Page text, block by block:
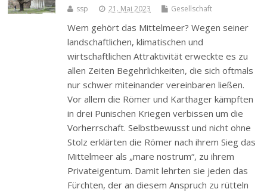
ssp 21. Mai 2023 Gesellschaft
Wem gehört das Mittelmeer? Wegen seiner
landschaftlichen, klimatischen und
wirtschaftlichen Attraktivität erweckte es zu
allen Zeiten Begehrlichkeiten, die sich oftmals
nur schwer miteinander vereinbaren ließen.
Vor allem die Römer und Karthager kämpften
in drei Punischen Kriegen verbissen um die
Vorherrschaft. Selbstbewusst und nicht ohne
Stolz erklärten die Römer nach ihrem Sieg das
Mittelmeer als „mare nostrum“, zu ihrem
Privateigentum. Damit lehrten sie jeden das
Fürchten, der an diesem Anspruch zu rütteln